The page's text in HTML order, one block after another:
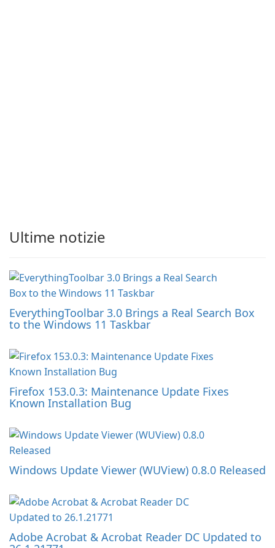
Ultime notizie
EverythingToolbar 3.0 Brings a Real Search Box
to the Windows 11 Taskbar
Firefox 153.0.3: Maintenance Update Fixes
Known Installation Bug
Windows Update Viewer (WUView) 0.8.0 Released
Adobe Acrobat & Acrobat Reader DC Updated to